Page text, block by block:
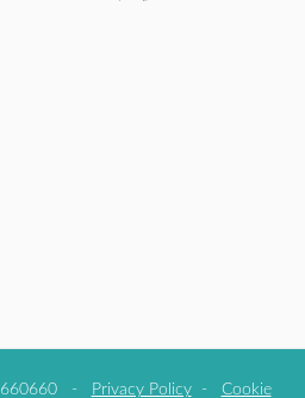
- Privacy Policy- Cookie